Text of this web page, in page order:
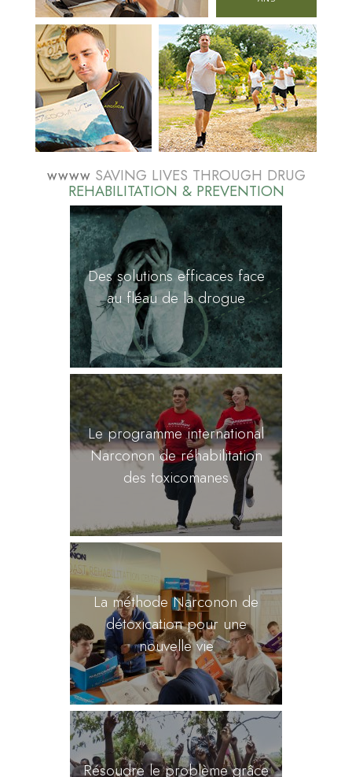
wwww SAVING LIVES THROUGH DRUG
REHABILITATION & PREVENTION
Des solutions efficaces face
au fléau de la drogue
Le programme international
Narconon de réhabilitation
des toxicomanes
La méthode Narconon de
détoxication pour une
nouvelle vie
Résoudre le problème grâce